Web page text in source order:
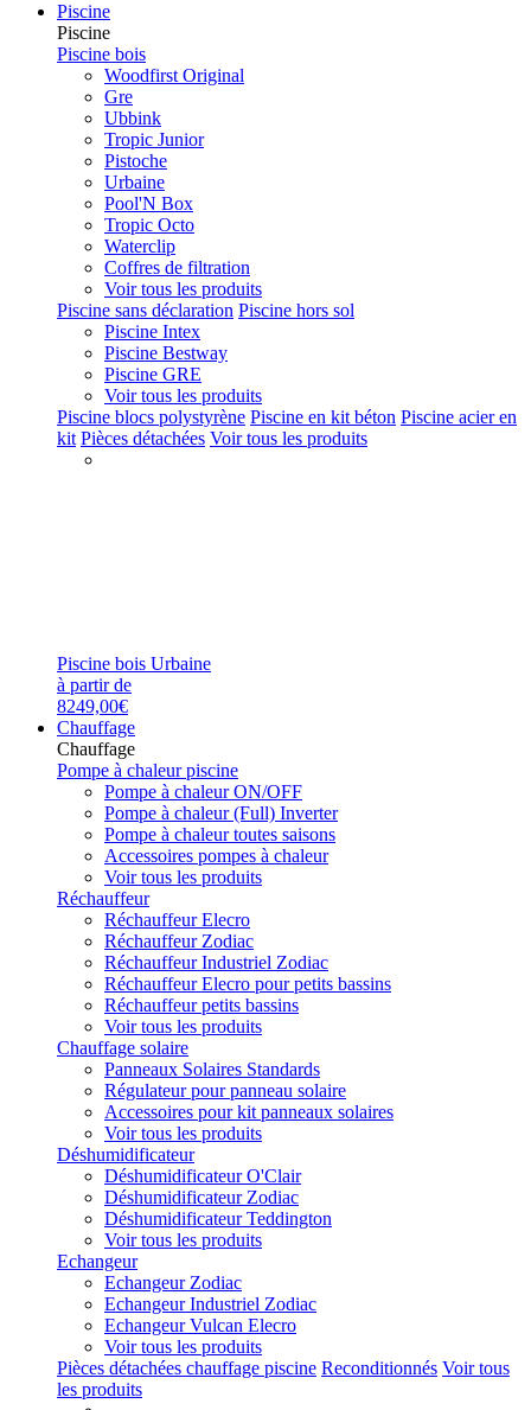
Piscine
Piscine
Piscine bois
Woodfirst Original
Gre
Ubbink
Tropic Junior
Pistoche
Urbaine
Pool'N Box
Tropic Octo
Waterclip
Coffres de filtration
Voir tous les produits
Piscine sans déclaration Piscine hors sol
Piscine Intex
Piscine Bestway
Piscine GRE
Voir tous les produits
Piscine blocs polystyrène Piscine en kit béton Piscine acier en
kit Pièces détachées Voir tous les produits
Piscine bois Urbaine
à partir de
8249,00€
Chauffage
Chauffage
Pompe à chaleur piscine
Pompe à chaleur ON/OFF
Pompe à chaleur (Full) Inverter
Pompe à chaleur toutes saisons
Accessoires pompes à chaleur
Voir tous les produits
Réchauffeur
Réchauffeur Elecro
Réchauffeur Zodiac
Réchauffeur Industriel Zodiac
Réchauffeur Elecro pour petits bassins
Réchauffeur petits bassins
Voir tous les produits
Chauffage solaire
Panneaux Solaires Standards
Régulateur pour panneau solaire
Accessoires pour kit panneaux solaires
Voir tous les produits
Déshumidificateur
Déshumidificateur O'Clair
Déshumidificateur Zodiac
Déshumidificateur Teddington
Voir tous les produits
Echangeur
Echangeur Zodiac
Echangeur Industriel Zodiac
Echangeur Vulcan Elecro
Voir tous les produits
Pièces détachées chauffage piscine Reconditionnés Voir tous
les produits